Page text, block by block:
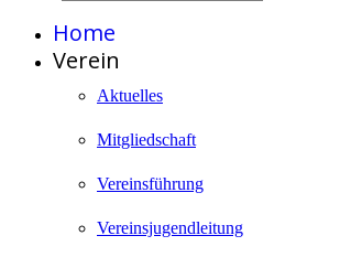
Home
Verein
Aktuelles
Mitgliedschaft
Vereinsführung
Vereinsjugendleitung